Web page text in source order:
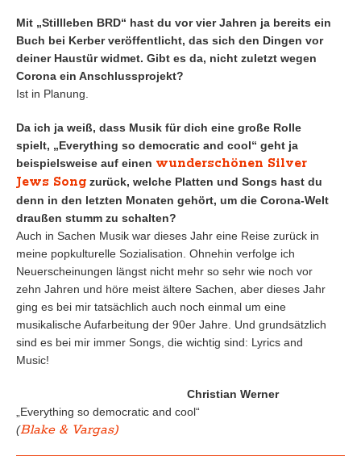
Mit „Stillleben BRD“ hast du vor vier Jahren ja bereits ein
Buch bei Kerber veröffentlicht, das sich den Dingen vor
deiner Haustür widmet. Gibt es da, nicht zuletzt wegen
Corona ein Anschlussprojekt?
Ist in Planung.
Da ich ja weiß, dass Musik für dich eine große Rolle
spielt, „Everything so democratic and cool“ geht ja
beispielsweise auf einen wunderschönen Silver
Jews Song zurück, welche Platten und Songs hast du
denn in den letzten Monaten gehört, um die Corona-Welt
draußen stumm zu schalten?
Auch in Sachen Musik war dieses Jahr eine Reise zurück in
meine popkulturelle Sozialisation. Ohnehin verfolge ich
Neuerscheinungen längst nicht mehr so sehr wie noch vor
zehn Jahren und höre meist ältere Sachen, aber dieses Jahr
ging es bei mir tatsächlich auch noch einmal um eine
musikalische Aufarbeitung der 90er Jahre. Und grundsätzlich
sind es bei mir immer Songs, die wichtig sind: Lyrics and
Music!
Christian Werner
„Everything so democratic and cool“
(Blake & Vargas)